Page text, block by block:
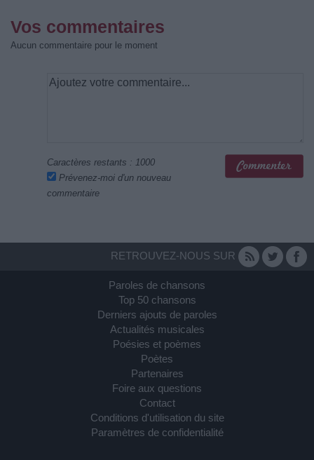
Vos commentaires
Aucun commentaire pour le moment
Caractères restants : 1000
Prévenez-moi d'un nouveau
commentaire
RETROUVEZ-NOUS SUR
Paroles de chansons
Top 50 chansons
Derniers ajouts de paroles
Actualités musicales
Poésies et poèmes
Poètes
Partenaires
Foire aux questions
Contact
Conditions d'utilisation du site
Paramètres de confidentialité